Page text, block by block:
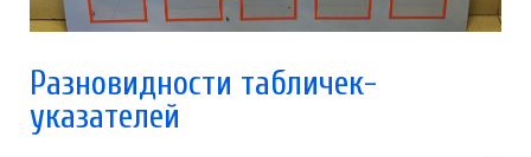
Разновидности табличек-
указателей